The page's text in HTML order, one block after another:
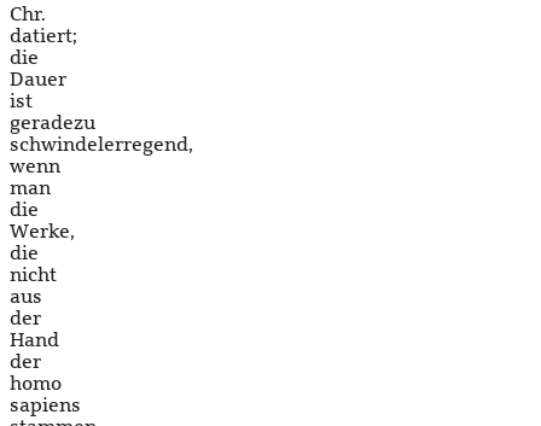
Chr.
datiert;
die
Dauer
ist
geradezu
schwindelerregend,
wenn
man
die
Werke,
die
nicht
aus
der
Hand
der
homo
sapiens